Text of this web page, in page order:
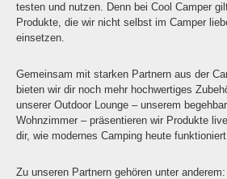
testen und nutzen. Denn bei Cool Camper
Produkte, die wir nicht selbst im Camper
einsetzen.
Gemeinsam mit starken Partnern aus der
bieten wir dir noch mehr hochwertiges
unserer Outdoor Lounge – unserem
Wohnzimmer – präsentieren wir Produkte
dir, wie modernes Camping heute
Zu unseren Partnern gehören unter anderem: